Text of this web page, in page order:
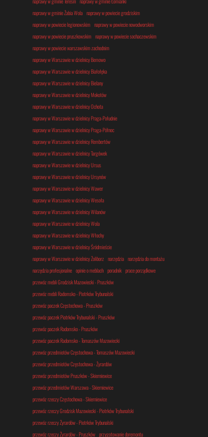
naprawy w gminie Żabia Wola naprawy w powiecie grodziskim
naprawy w powiecie legionowskim naprawy w powiecie nowodworskim
naprawy w powiecie pruszkowskim naprawy w powiecie sochaczewskim
naprawy w powiecie warszawskim zachodnim
naprawy w Warszawie w dzielnicy Bemowo
naprawy w Warszawie w dzielnicy Białołęka
naprawy w Warszawie w dzielnicy Bielany
naprawy w Warszawie w dzielnicy Mokotów
naprawy w Warszawie w dzielnicy Ochota
naprawy w Warszawie w dzielnicy Praga-Południe
naprawy w Warszawie w dzielnicy Praga-Północ
naprawy w Warszawie w dzielnicy Rembertów
naprawy w Warszawie w dzielnicy Targówek
naprawy w Warszawie w dzielnicy Ursus
naprawy w Warszawie w dzielnicy Ursynów
naprawy w Warszawie w dzielnicy Wawer
naprawy w Warszawie w dzielnicy Wesoła
naprawy w Warszawie w dzielnicy Wilanów
naprawy w Warszawie w dzielnicy Wola
naprawy w Warszawie w dzielnicy Włochy
naprawy w Warszawie w dzielnicy Śródmieście
naprawy w Warszawie w dzielnicy Żoliborz narzędzia narzędzia do montażu
narzędzia profesjonalne opinie o meblach poradnik prace porządkowe
przewóz mebli Grodzisk Mazowiecki - Pruszków
przewóz mebli Radomsko - Piotrków Trybunalski
przewóz paczek Częstochowa - Pruszków
przewóz paczek Piotrków Trybunalski - Pruszków
przewóz paczek Radomsko - Pruszków
przewóz paczek Radomsko - Tomaszów Mazowiecki
przewóz przedmiotów Częstochowa - Tomaszów Mazowiecki
przewóz przedmiotów Częstochowa - Żyrardów
przewóz przedmiotów Pruszków - Skierniewice
przewóz przedmiotów Warszawa - Skierniewice
przewóz rzeczy Częstochowa - Skierniewice
przewóz rzeczy Grodzisk Mazowiecki - Piotrków Trybunalski
przewóz rzeczy Żyrardów - Piotrków Trybunalski
przewóz rzeczy Żyrardów - Pruszków przygotowanie doremontu